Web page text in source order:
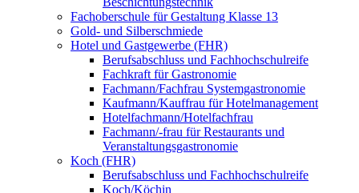
Fachoberschule für Gestaltung Klasse 13
Gold- und Silberschmiede
Hotel und Gastgewerbe (FHR)
Berufsabschluss und Fachhochschulreife
Fachkraft für Gastronomie
Fachmann/Fachfrau Systemgastronomie
Kaufmann/Kauffrau für Hotelmanagement
Hotelfachmann/Hotelfachfrau
Fachmann/-frau für Restaurants und
Veranstaltungsgastronomie
Koch (FHR)
Berufsabschluss und Fachhochschulreife
Koch/Köchin